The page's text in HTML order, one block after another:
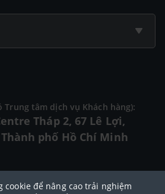
Trung tâm dịch vụ Khách hàng):
Tháp 2, 67 Lê Lợi,
phố Hồ Chí Minh
cookie để nâng cao trải nghiệm